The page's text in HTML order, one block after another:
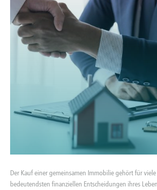
Der Kauf einer gemeinsamen Immobilie gehört für viele
bedeutendsten finanziellen Entscheidungen ihres